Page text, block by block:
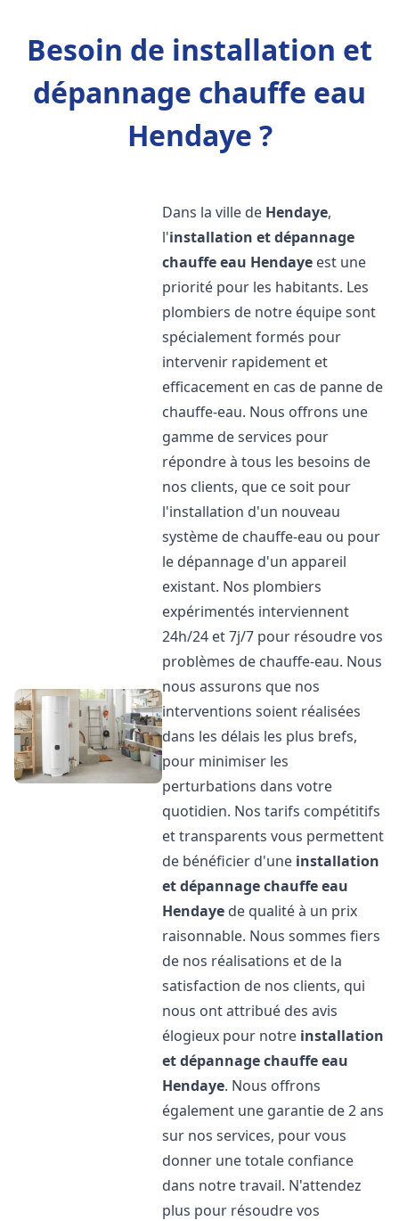
Besoin de installation et
dépannage chauffe eau
Hendaye ?
Dans la ville de Hendaye,
l'installation et dépannage
chauffe eau Hendaye est une
priorité pour les habitants. Les
plombiers de notre équipe sont
spécialement formés pour
intervenir rapidement et
efficacement en cas de panne de
chauffe-eau. Nous offrons une
gamme de services pour
répondre à tous les besoins de
nos clients, que ce soit pour
l'installation d'un nouveau
système de chauffe-eau ou pour
le dépannage d'un appareil
existant. Nos plombiers
expérimentés interviennent
24h/24 et 7j/7 pour résoudre vos
problèmes de chauffe-eau. Nous
nous assurons que nos
interventions soient réalisées
dans les délais les plus brefs,
pour minimiser les
perturbations dans votre
quotidien. Nos tarifs compétitifs
et transparents vous permettent
de bénéficier d'une installation
et dépannage chauffe eau
Hendaye de qualité à un prix
raisonnable. Nous sommes fiers
de nos réalisations et de la
satisfaction de nos clients, qui
nous ont attribué des avis
élogieux pour notre installation
et dépannage chauffe eau
Hendaye. Nous offrons
également une garantie de 2 ans
sur nos services, pour vous
donner une totale confiance
dans notre travail. N'attendez
plus pour résoudre vos